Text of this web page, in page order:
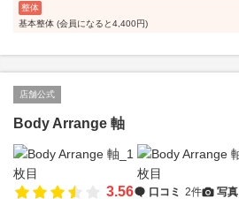
整体
基本整体 (会員になると4,400円)
店舗公式
Body Arrange 軸
3.56 口コミ 2件 写真